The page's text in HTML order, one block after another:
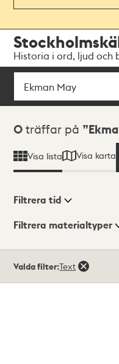
navigationen
huvudinnehållet
Historia i ord, ljud och
Sök
Sökresultat
0 träffar på
Visa lista Visa karta
Visningsläge
Filtrera tid
Filtrera materialtyper
träffar
Valda filter:Text